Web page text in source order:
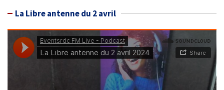
La Libre antenne du 2 avril